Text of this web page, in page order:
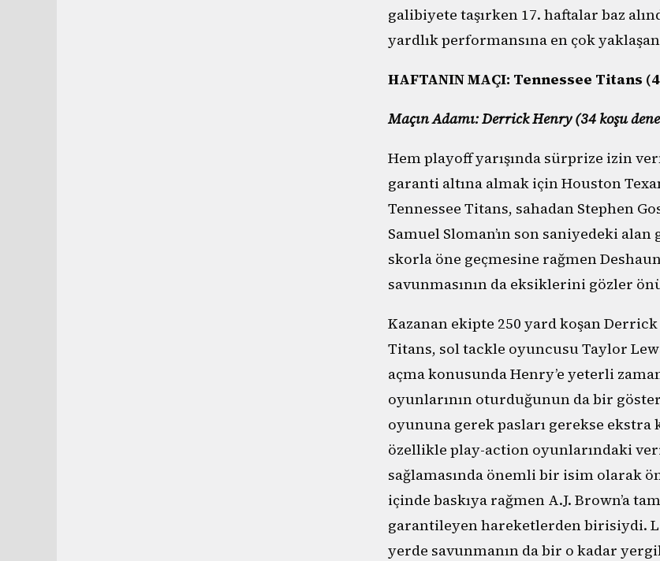
galibiyete taşırken 17. haftalar baz
yardlık performansına en çok
HAFTANIN MAÇI: Tennessee Titans
Maçın Adamı: Derrick Henry (34 koşu
Hem playoff yarışında sürprize izin
garanti altına almak için Houston
Tennessee Titans, sahadan Stephen
Samuel Sloman’ın son saniyedeki
skorla öne geçmesine rağmen
savunmasının da eksiklerini gözler
Kazanan ekipte 250 yard koşan
Titans, sol tackle oyuncusu Taylor
açma konusunda Henry’e yeterli
oyunlarının oturduğunun da bir
oyununa gerek pasları gerekse
özellikle play-action oyunlarındaki
sağlamasında önemli bir isim olarak
içinde baskıya rağmen A.J. Brown’a
garantileyen hareketlerden birisiydi.
yerde savunmanın da bir o kadar